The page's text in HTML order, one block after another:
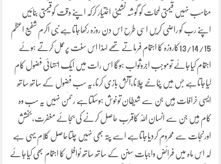
مناسب نہیں قیمتی لمحات کو گوشہ نشینی اختیار کرکہ اپنے وقت کوقیمتی بنائیں
اپنے رب کو راضی کریں اسی طرح اس دن روزہ رکھاجاتاہے نبی اکرم شفیع اعظم
13/14/15کاروزہ کا اہتمام فرماتے تھے لہذا اس سنت پرعمل کرتے ہوئے
اہتمام کیاجائے توموجب اجروثواب ہوگا اس رات میں ایک انتہائی فضول کام
کیاجاتاہے جس میں پٹاخے چلانا،آتش بازی کرنا،یہ سب فضول کے ساتھ ساتھ
ایسی خرافات ہیں جن سے شیطان توخوش ہوسکتاہے رحمٰن نہیں یہ سب وہ
کام ہیں جن سے انسان اللّٰہ کاقرب حاصل کرنے کی بجائے مغفرت،بخشش
اورنجات سے محروم کردیاجاتاہے اسے پتہ بھی نہیں چلتاحاصل کلام یہی ہے
کہ اس ماہ میں فرائض واجبات سنن کے ساتھ ساتھ نوافل کا اہتمام بھی کیاجائے